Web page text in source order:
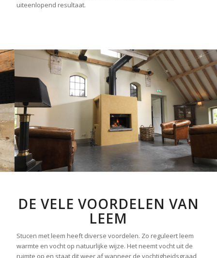
uiteenlopend resultaat.
DE VELE VOORDELEN VAN
LEEM
Stucen met leem heeft diverse voordelen. Zo reguleert leem
warmte en vocht op natuurlijke wijze. Het neemt vocht uit de
ruimte op en staat dit weer af wanneer de vochtigheidsgraad